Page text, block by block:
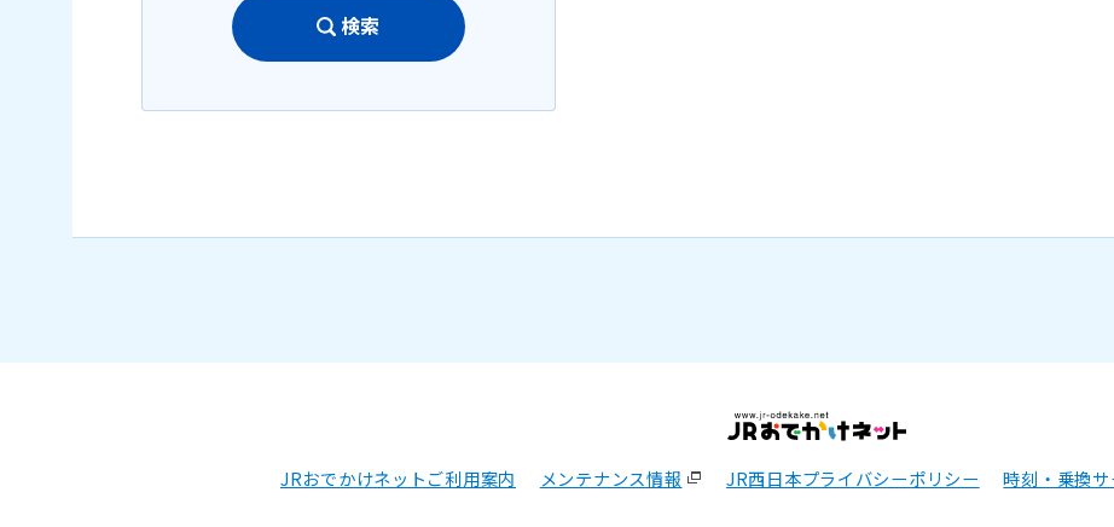
検索
JRおでかけネットご利用案内 メンテナンス情報 JR西日本プライバシーポリシー 時刻・乗換